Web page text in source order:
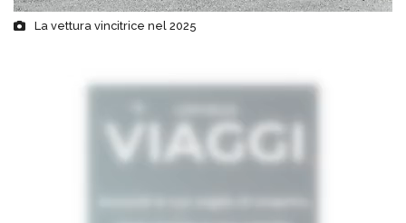
La vettura vincitrice nel 2025